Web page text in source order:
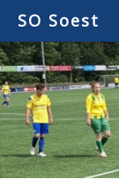
SO Soest